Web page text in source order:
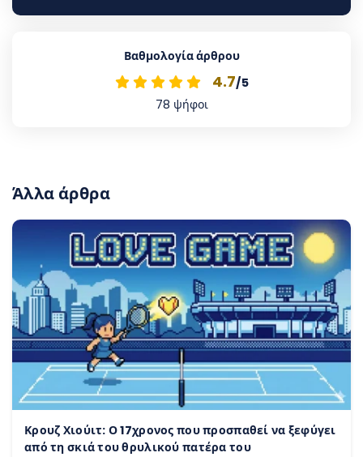
Βαθμολογία άρθρου
4.7/5
78 ψήφοι
Άλλα άρθρα
Κρουζ Χιούιτ: Ο 17χρονος που προσπαθεί να ξεφύγει
από τη σκιά του θρυλικού πατέρα του